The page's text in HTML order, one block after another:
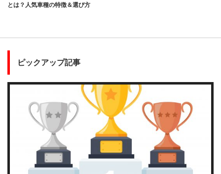
とは？人気車種の特徴＆選び方
ピックアップ記事